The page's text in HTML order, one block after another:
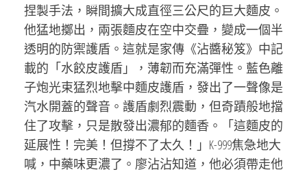
捏製手法，瞬間擴大成直徑三公尺的巨大麵皮。
他猛地擲出，兩張麵皮在空中交疊，變成一個半
透明的防禦護盾。這就是家傳《沾醬秘笈》中記
載的「水餃皮護盾」，薄韌而充滿彈性。藍色離
子炮光束猛烈地擊中麵皮護盾，發出了一聲像是
汽水開蓋的聲音。護盾劇烈震動，但奇蹟般地擋
住了攻擊，只是散發出濃郁的麵香。「這麵皮的
延展性！完美！但撐不了太久！」K-999焦急地大
喊，中藥味更濃了。廖沾沾知道，他必須帶走他